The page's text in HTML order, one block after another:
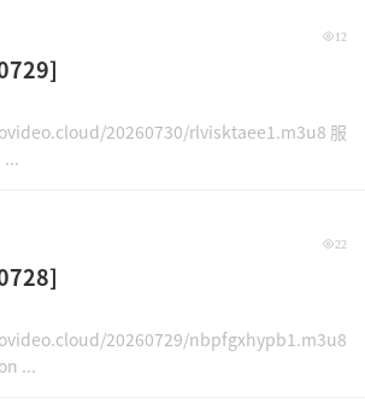
12
20260730/rlvisktaee1.m3u8 服
22
20260729/nbpfgxhypb1.m3u8
...